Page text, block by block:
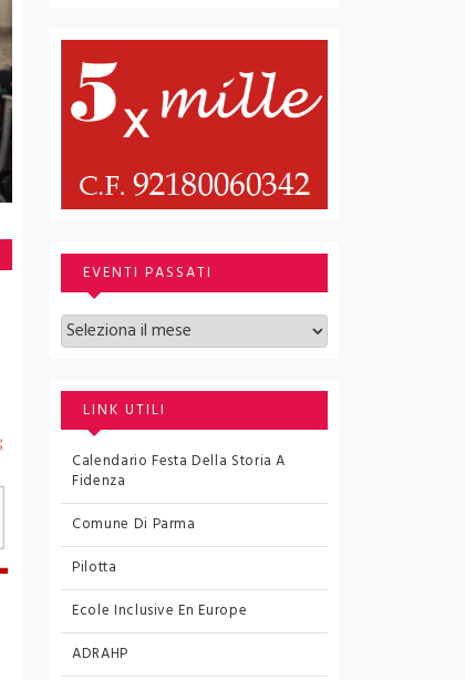
, AVVISI , Eventi ,
in evidenza , Mappa
EVENTI PASSATI
Archivi
LINK UTILI
Calendario Festa Della Storia A
Fidenza
Comune Di Parma
Pilotta
Ecole Inclusive En Europe
ADRAHP